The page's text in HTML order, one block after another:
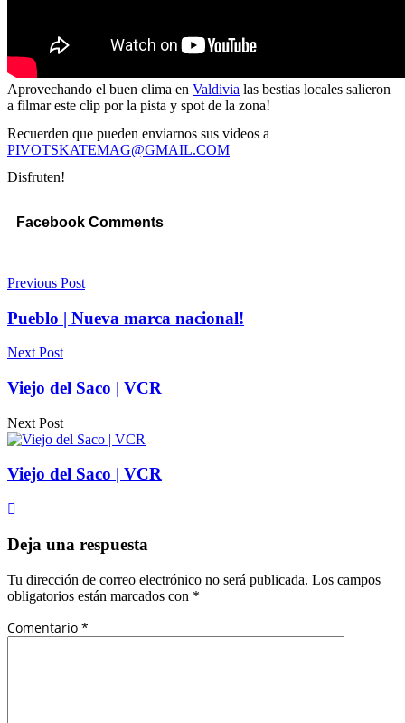
Aprovechando el buen clima en Valdivia las bestias locales salieron
a filmar este clip por la pista y spot de la zona!
Recuerden que pueden enviarnos sus videos a
PIVOTSKATEMAG@GMAIL.COM
Disfruten!
Facebook Comments
Previous Post
Pueblo | Nueva marca nacional!
Next Post
Viejo del Saco | VCR
Next Post
Viejo del Saco | VCR
Deja una respuesta
Tu dirección de correo electrónico no será publicada. Los campos
obligatorios están marcados con *
Comentario *